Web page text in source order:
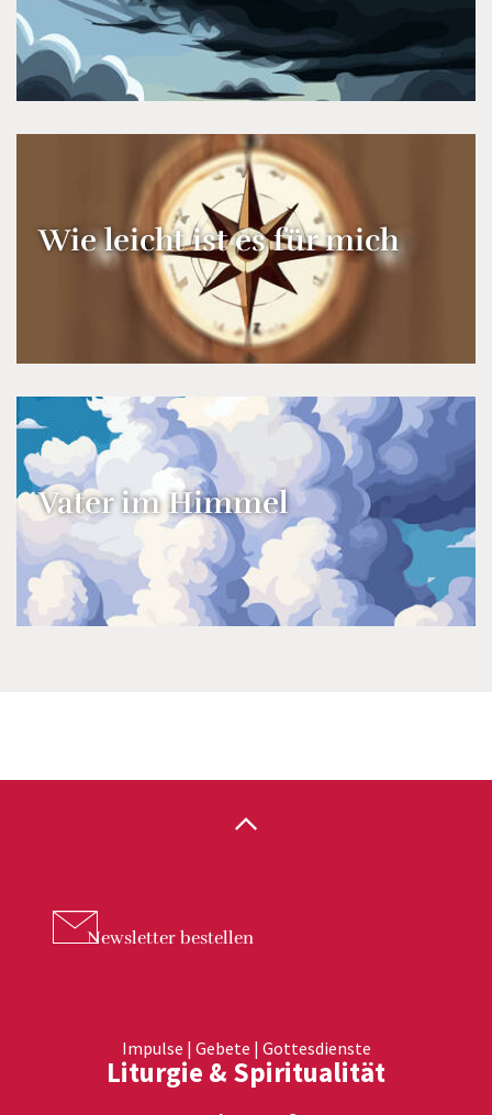
Wie leicht ist es für mich
Vater im Himmel
Newsletter bestellen
Impulse | Gebete | Gottesdienste
Liturgie & Spiritualität